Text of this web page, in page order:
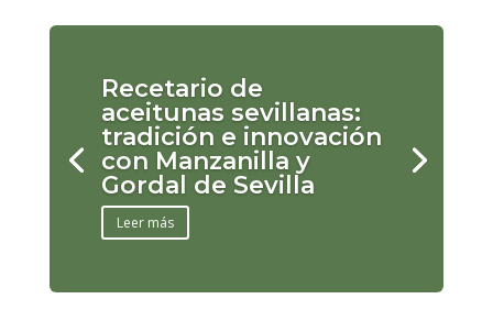
Recetario de
aceitunas sevillanas:
tradición e innovación
con Manzanilla y
Gordal de Sevilla
Leer más